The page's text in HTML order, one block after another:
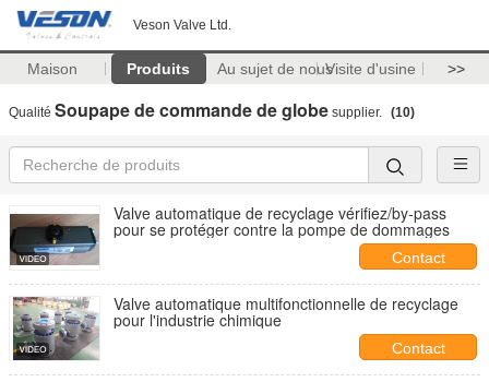
Veson Valve Ltd.
Maison Produits Au sujet de nousVisite d'usine >>
Qualité Soupape de commande de globe supplier. (10)
Valve automatique de recyclage vérifiez/by-pass
pour se protéger contre la pompe de dommages
Contact
Valve automatique multifonctionnelle de recyclage
pour l'industrie chimique
Contact